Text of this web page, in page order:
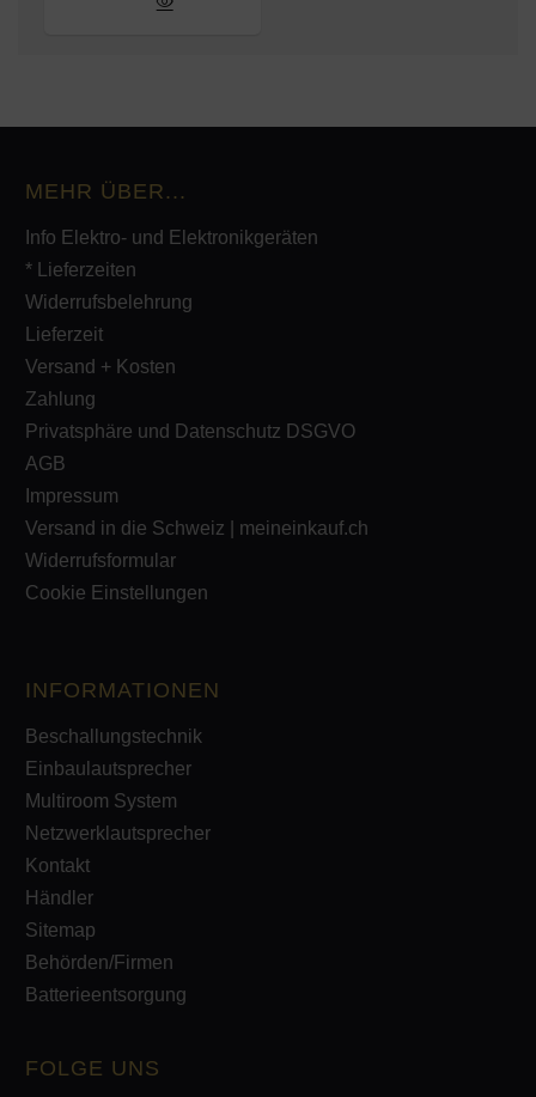
MEHR ÜBER...
Info Elektro- und Elektronikgeräten
* Lieferzeiten
Widerrufsbelehrung
Lieferzeit
Versand + Kosten
Zahlung
Privatsphäre und Datenschutz DSGVO
AGB
Impressum
Versand in die Schweiz | meineinkauf.ch
Widerrufsformular
Cookie Einstellungen
INFORMATIONEN
Beschallungstechnik
Einbaulautsprecher
Multiroom System
Netzwerklautsprecher
Kontakt
Händler
Sitemap
Behörden/Firmen
Batterieentsorgung
FOLGE UNS